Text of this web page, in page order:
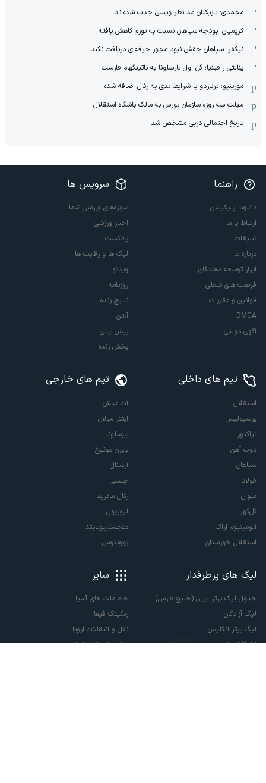
محمدی: بازیکنان مد نظر ویسی جذب شده‌اند
کریمیان: بودجه سپاهان نسبت به تورم کاهش یافته
نیکفر: سپاهان حقش نبود مجوز حرفه‌ای دریافت نکند
پنالتی رافینیا؛ گل اول بارسلونا به ناتینگهام فارست
مورینیو: برناردو با شرایط بدی به رئال اضافه شده
مهلت سه روزه سازمان بورس به مالک باشگاه استقلال
تاریخ احتمالی دربی مشخص شد
راهنما
دانلود اپلیکیشن
ارتباط با ما
تبلیغات
درباره ما
ابزار توسعه دهندگان
فرصت های شغلی
قوانین و مقررات
DMCA
آگهی دولتی
سرویس ها
سوژه‌های ورزشی شما
اخبار ورزشی
پادکست
لیگ ها و رقابت ها
ویدئو
روزنامه
نتایج زنده
آنتن
پیش بینی
پخش زنده
تیم های داخلی
استقلال
پرسپولیس
تراکتور
ذوب آهن
سپاهان
فولاد
ملوان
گل‌گهر
آلومینیوم اراک
استقلال خوزستان
تیم های خارجی
آث میلان
اینتر میلان
بارسلونا
بایرن مونیخ
آرسنال
چلسی
رئال مادرید
لیورپول
منچستریونایتد
یوونتوس
لیگ های پرطرفدار
جدول لیگ برتر ایران (خلیج فارس)
لیگ آزادگان
لیگ برتر انگلیس
لالیگا اسپانیا
سایر
جام ملت های آسیا
رنکینگ فیفا
نقل و انتقالات اروپا
نقل و انتقالات ایران